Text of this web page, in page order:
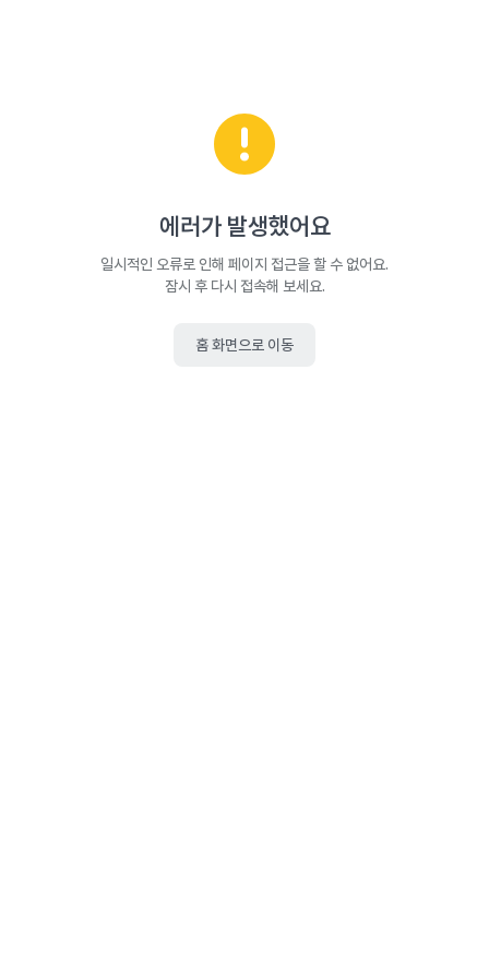
에러가 발생했어요
일시적인 오류로 인해 페이지 접근을 할 수 없어요.
잠시 후 다시 접속해 보세요.
홈 화면으로 이동